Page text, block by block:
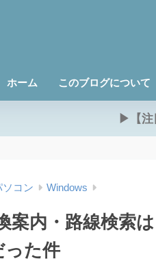
ホーム このブログについて
▶【注
ソコン Windows
案内・路線検索
った件